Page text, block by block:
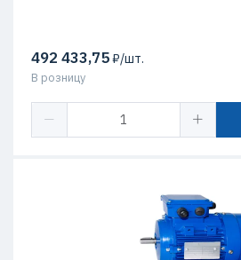
492 433,75₽/шт.
В розницу